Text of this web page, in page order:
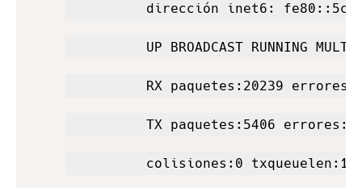
dirección inet6:
UP BROADCAST RUNNING
RX paquetes:20239
TX paquetes:5406
colisiones:0